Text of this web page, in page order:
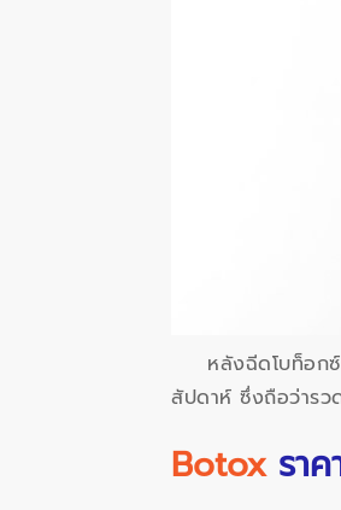
หลังฉีดโบท็อก
สัปดาห์ ซึ่งถือว่ารว
Botoxราค